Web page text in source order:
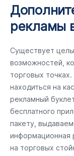
рекламы
Существует
возможностей,
торговых
находиться на
рекламный
бесплатного
пакету,
информационная
на торговых